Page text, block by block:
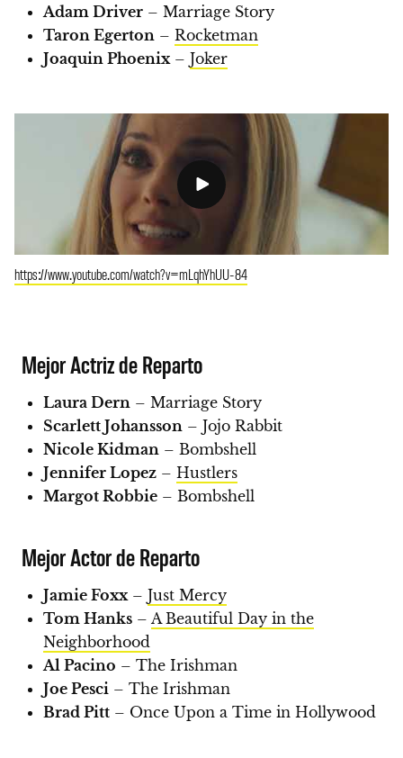
Adam Driver – Marriage Story
Taron Egerton – Rocketman
Joaquin Phoenix– Joker
https://www.youtube.com/watch?v=mLqhYhUU-84
Mejor Actriz de Reparto
Laura Dern – Marriage Story
Scarlett Johansson – Jojo Rabbit
Nicole Kidman – Bombshell
Jennifer Lopez – Hustlers
Margot Robbie – Bombshell
Mejor Actor de Reparto
Jamie Foxx– Just Mercy
Tom Hanks – A Beautiful Day in the
Neighborhood
Al Pacino – The Irishman
Joe Pesci – The Irishman
Brad Pitt – Once Upon a Time in Hollywood